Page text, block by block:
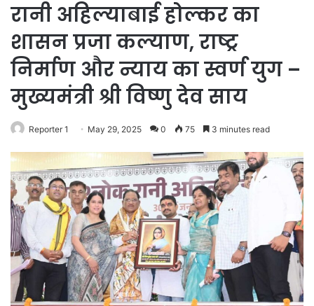
रानी अहिल्याबाई होल्कर का
शासन प्रजा कल्याण, राष्ट्र
निर्माण और न्याय का स्वर्ण युग –
मुख्यमंत्री श्री विष्णु देव साय
Reporter 1 May 29, 2025 0 75 3 minutes read